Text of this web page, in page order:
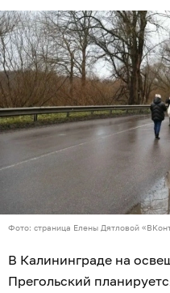
Фото: страница Елены Дятловой
В Калининграде на
Прегольский